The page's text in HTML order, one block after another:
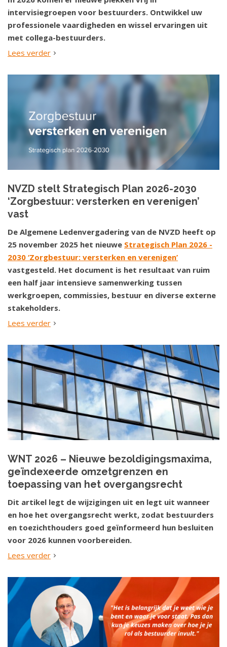
intervisiegroepen voor bestuurders. Ontwikkel uw
professionele vaardigheden en wissel ervaringen uit
met collega-bestuurders.
Lees verder
NVZD stelt Strategisch Plan 2026-2030
‘Zorgbestuur: versterken en verenigen’
vast
De Algemene Ledenvergadering van de NVZD heeft op
25 november 2025 het nieuwe Strategisch Plan 2026 -
2030 ‘Zorgbestuur: versterken en verenigen’
vastgesteld. Het document is het resultaat van ruim
een half jaar intensieve samenwerking tussen
werkgroepen, commissies, bestuur en diverse externe
stakeholders.
Lees verder
WNT 2026 – Nieuwe bezoldigingsmaxima,
geïndexeerde omzetgrenzen en
toepassing van het overgangsrecht
Dit artikel legt de wijzigingen uit en legt uit wanneer
en hoe het overgangsrecht werkt, zodat bestuurders
en toezichthouders goed geïnformeerd hun besluiten
voor 2026 kunnen voorbereiden.
Lees verder